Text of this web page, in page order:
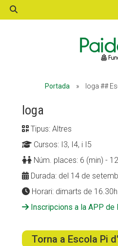
Portada » Ioga ##
Ioga
Tipus: Altres
Cursos: I3, I4, i I5
Núm. places: 6 (min) -
Durada: del 14 de
Horari: dimarts de
Inscripcions a la APP de
Torna a Escola Pi
ALBERG
CASES DE